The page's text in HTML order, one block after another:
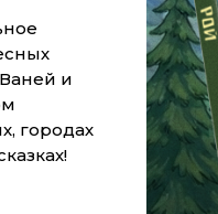
и
городах